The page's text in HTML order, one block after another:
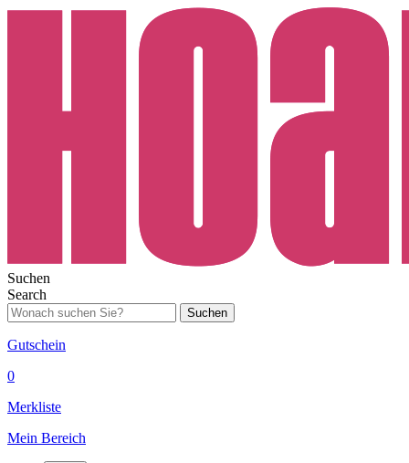
Suchen
Search
Suchen
Gutschein
0
Merkliste
Mein Bereich